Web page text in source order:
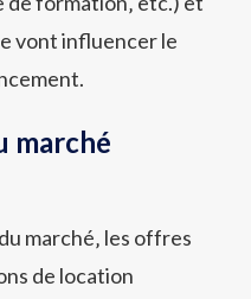
vont influencer le
marché
marché‚ les offres
de location